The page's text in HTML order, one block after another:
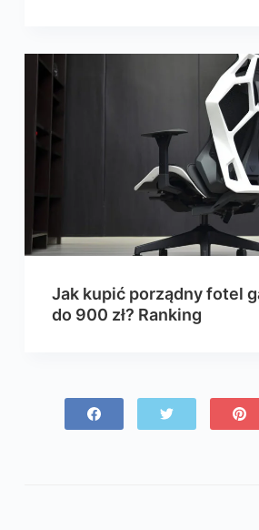
Jak kupić porządny fotel
do 900 zł? Ranking